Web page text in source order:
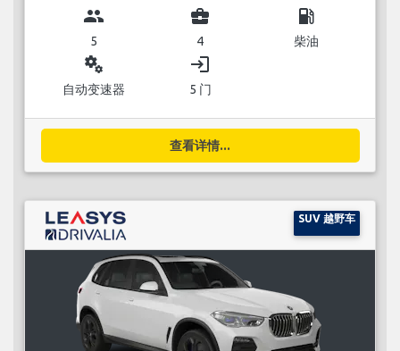
group
5
business_center
4
local_gas_station
柴油
miscellaneous_services
自动变速器
login
5 门
查看详情...
SUV 越野车